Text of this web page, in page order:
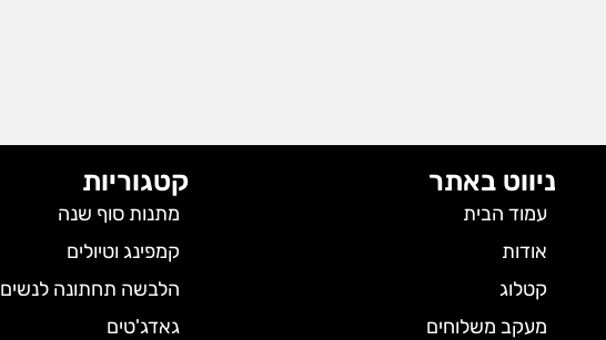
ניווט באתר
עמוד הבית
אודות
קטלוג
מעקב משלוחים
קטגוריות
מתנות סוף שנה
קמפינג וטיולים
הלבשה תחתונה לנשים
גאדג'טים